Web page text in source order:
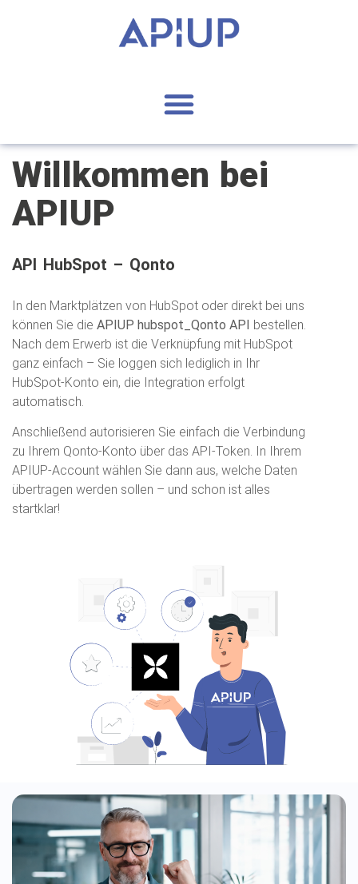
Willkommen bei
APIUP
API HubSpot – Qonto
In den Marktplätzen von HubSpot oder direkt bei uns
können Sie die APIUP hubspot_Qonto API bestellen.
Nach dem Erwerb ist die Verknüpfung mit HubSpot
ganz einfach – Sie loggen sich lediglich in Ihr
HubSpot-Konto ein, die Integration erfolgt
automatisch.
Anschließend autorisieren Sie einfach die Verbindung
zu Ihrem Qonto-Konto über das API-Token. In Ihrem
APIUP-Account wählen Sie dann aus, welche Daten
übertragen werden sollen – und schon ist alles
startklar!